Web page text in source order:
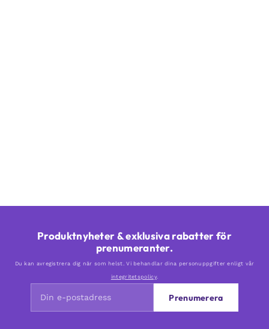
Produktnyheter & exklusiva rabatter för
prenumeranter.
Du kan avregistrera dig när som helst. Vi behandlar dina personuppgifter enligt vår
integritetspolicy.
Prenumerera